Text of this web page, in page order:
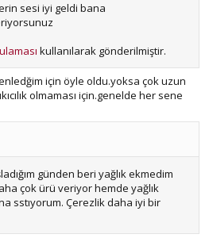
sesi iyi geldi bana
kullanılarak gönderilmiştir.
için öyle oldu.yoksa çok uzun
olmaması için.genelde her sene
günden beri yağlık ekmedim
çok ürü veriyor hemde yağlık
sstıyorum. Çerezlik daha iyi bir